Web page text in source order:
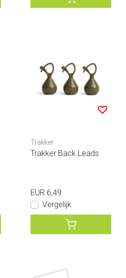
Trakker
Trakker Back Leads
EUR 6,49
Vergelijk